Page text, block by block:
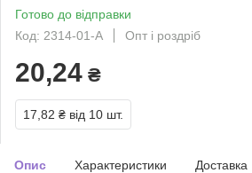
Готово до відправки
Код: 2314-01-A
Опт і роздріб
20,24 ₴
17,82 ₴ від 10 шт.
Опис Характеристики Доставка